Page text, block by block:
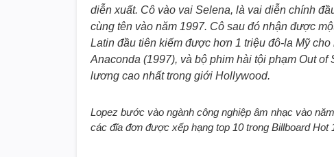
diễn xuất. Cô vào vai Selena, là vai diễn chính
cùng tên vào năm 1997. Cô sau đó nhận được
Latin đầu tiên kiếm được hơn 1 triệu đô-la Mỹ
Anaconda (1997), và bộ phim hài tội phạm Out
lương cao nhất trong giới Hollywood.
Lopez bước vào ngành công nghiệp âm nhạc vào
các đĩa đơn được xếp hạng top 10 trong Billboard Hot